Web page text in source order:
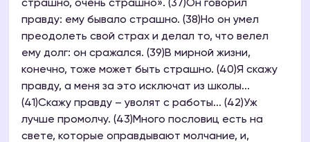
страшно, очень страшно». (37)Он говорил
правду: ему бывало страшно. (38)Но он умел
преодолеть свой страх и делал то, что велел
ему долг: он сражался. (39)В мирной жизни,
конечно, тоже может быть страшно. (40)Я скажу
правду, а меня за это исключат из школы...
(41)Скажу правду – уволят с работы... (42)Уж
лучше промолчу. (43)Много пословиц есть на
свете, которые оправдывают молчание, и,